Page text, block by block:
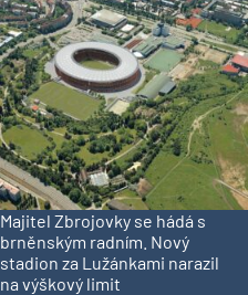
Majitel Zbrojovky se hádá s
brněnským radním. Nový
stadion za Lužánkami narazil
na výškový limit